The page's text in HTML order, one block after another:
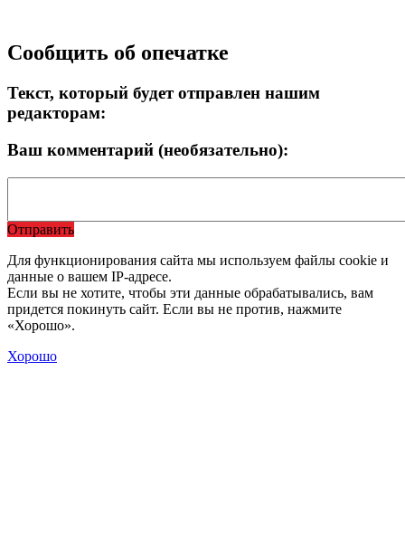
Сообщить об опечатке
Текст, который будет отправлен нашим
редакторам:
Ваш комментарий (необязательно):
Отправить
Для функционирования сайта мы используем файлы cookie и
данные о вашем IP-адресе.
Если вы не хотите, чтобы эти данные обрабатывались, вам
придется покинуть сайт. Если вы не против, нажмите
«Хорошо».
Хорошо